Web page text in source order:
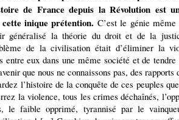
de France depuis la Révolution est
inique prétention. C’est le génie
généralisé la théorie du droit et de la
de la civilisation était d’éliminer la
entre eux dans une même société et de
que nous ne connaissons pas, des rapports
l’histoire de la conquête de ces peuples
la violence, tous les crimes déchaînés,
le faible opprimé, tyrannisé par le